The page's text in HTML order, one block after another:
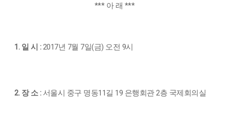
*** 아 래 ***
1. 일 시 :2017년 7월 7일(금) 오전 9시
2. 장 소 : 서울시 중구 명동11길 19 은행회관 2층 국제회의실